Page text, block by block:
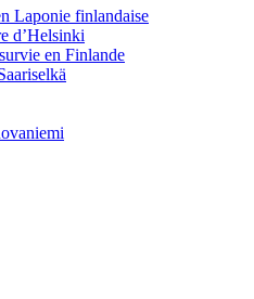
Laponie finlandaise
d’Helsinki
en Finlande